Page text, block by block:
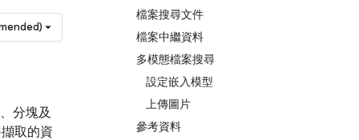
檔案搜尋文件
檔案中繼資料
多模態檔案搜尋
設定嵌入模型
上傳圖片
參考資料
分塊及
取的資